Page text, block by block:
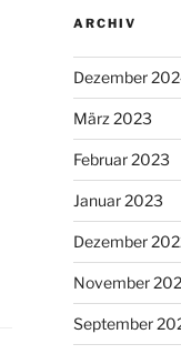
ARCHIV
Dezember
März 2023
Februar 2023
Januar 2023
Dezember
November
September